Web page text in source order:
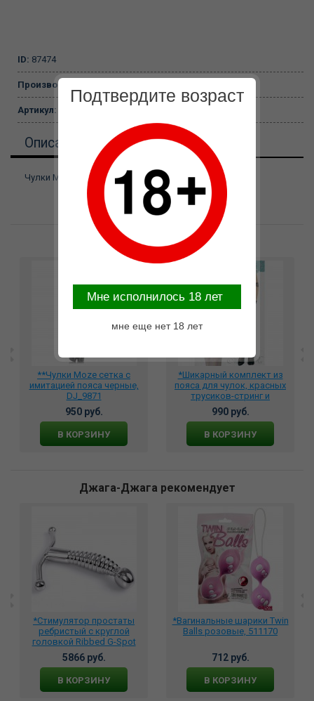
ID: 87474
Производитель:
Артикул:
Описание
Чулки Moze капроновые с поясом и пажами, DJ_8035
Возможные варианты замены
**Чулки Moze сетка с
имитацией пояса черные,
DJ_9871
950 руб.
В КОРЗИНУ
*Шикарный комплект из
пояса для чулок, красных
трусиков-стринг и
чулочков в сетку, DJ_9851
990 руб.
В КОРЗИНУ
Джага-Джага рекомендует
*Стимулятор простаты
ребристый с круглой
головкой Ribbed G-Spot
Stimulator металлический,
112-TMS-2323
5866 руб.
В КОРЗИНУ
*Вагинальные шарики Twin
Balls розовые, 511170
712 руб.
В КОРЗИНУ
Подтвердите возраст
Mне исполнилось 18 лет
мне еще нет 18 лет